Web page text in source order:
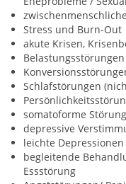
Stress und Burn-Out
akute Krisen,
Belastungsstörungen
Schlafstörungen
somatoforme
depressive
leichte Depressionen
begleitende
Essstörung